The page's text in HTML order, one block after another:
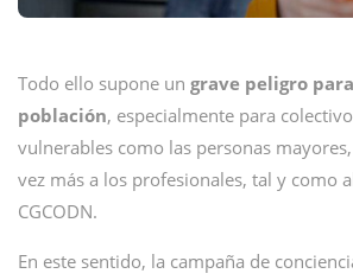
Todo ello supone un grave peligro
población, especialmente para
vulnerables como las personas
vez más a los profesionales, tal y como
CGCODN.
En este sentido, la campaña de